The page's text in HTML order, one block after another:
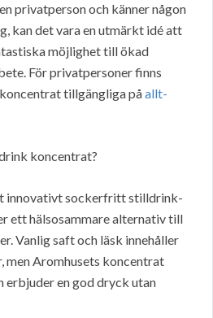
privatperson och känner någon
kan det vara en utmärkt idé att
möjlighet till ökad
För privatpersoner finns
tillgängliga påallt-
koncentrat?
innovativt sockerfritt stilldrink-
ett hälsosammare alternativ till
Vanlig saft och läsk innehåller
men Aromhusets koncentrat
erbjuder en god dryck utan